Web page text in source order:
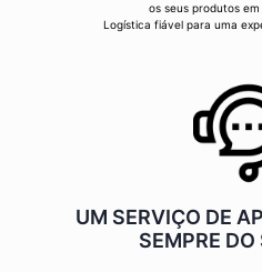
os seus produtos
Logística fiável para uma
UM SERVIÇO DE
SEMPRE DO